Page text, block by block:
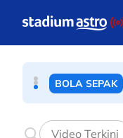
BOLA SEPAK
SUKAN ASIA
Video Terkini